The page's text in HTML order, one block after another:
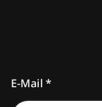
E-Mail *